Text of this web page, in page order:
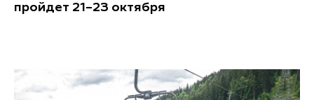
пройдет 21–23 октября